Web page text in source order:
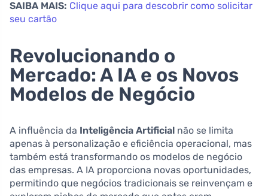
SAIBA MAIS: Clique aqui para descobrir como solicitar
seu cartão
Revolucionando o
Mercado: A IA e os Novos
Modelos de Negócio
A influência da Inteligência Artificial não se limita
apenas à personalização e eficiência operacional, mas
também está transformando os modelos de negócio
das empresas. A IA proporciona novas oportunidades,
permitindo que negócios tradicionais se reinvençam e